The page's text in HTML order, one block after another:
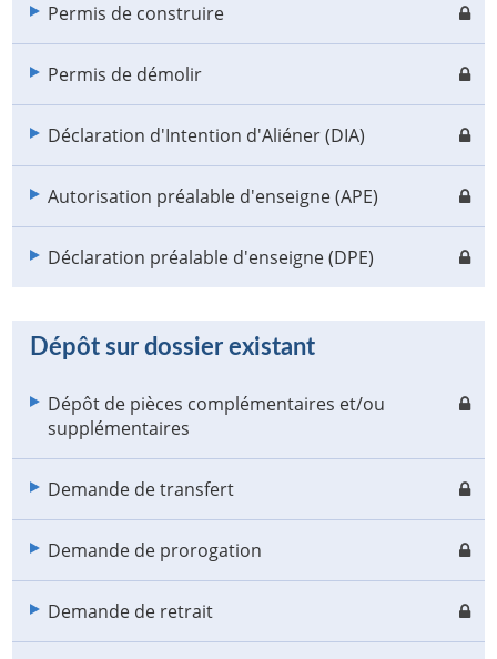
Permis de construire
Permis de démolir
Déclaration d'Intention d'Aliéner (DIA)
Autorisation préalable d'enseigne (APE)
Déclaration préalable d'enseigne (DPE)
Dépôt sur dossier existant
Dépôt de pièces complémentaires et/ou
supplémentaires
Demande de transfert
Demande de prorogation
Demande de retrait